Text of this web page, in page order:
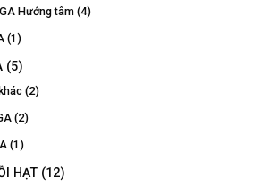
Hướng tâm (4)
(1)
(5)
(2)
(2)
(1)
HẠT (12)